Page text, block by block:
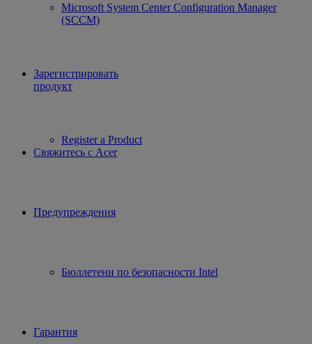
Microsoft System Center Configuration Manager
(SCCM)
Зарегистрировать
продукт
Register a Product
Свяжитесь с Acer
Предупреждения
Бюллетени по безопасности Intel
Гарантия